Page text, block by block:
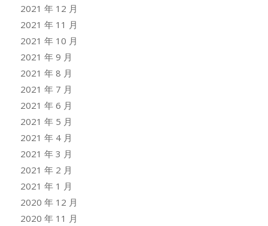
2021 年 12 月
2021 年 11 月
2021 年 10 月
2021 年 9 月
2021 年 8 月
2021 年 7 月
2021 年 6 月
2021 年 5 月
2021 年 4 月
2021 年 3 月
2021 年 2 月
2021 年 1 月
2020 年 12 月
2020 年 11 月